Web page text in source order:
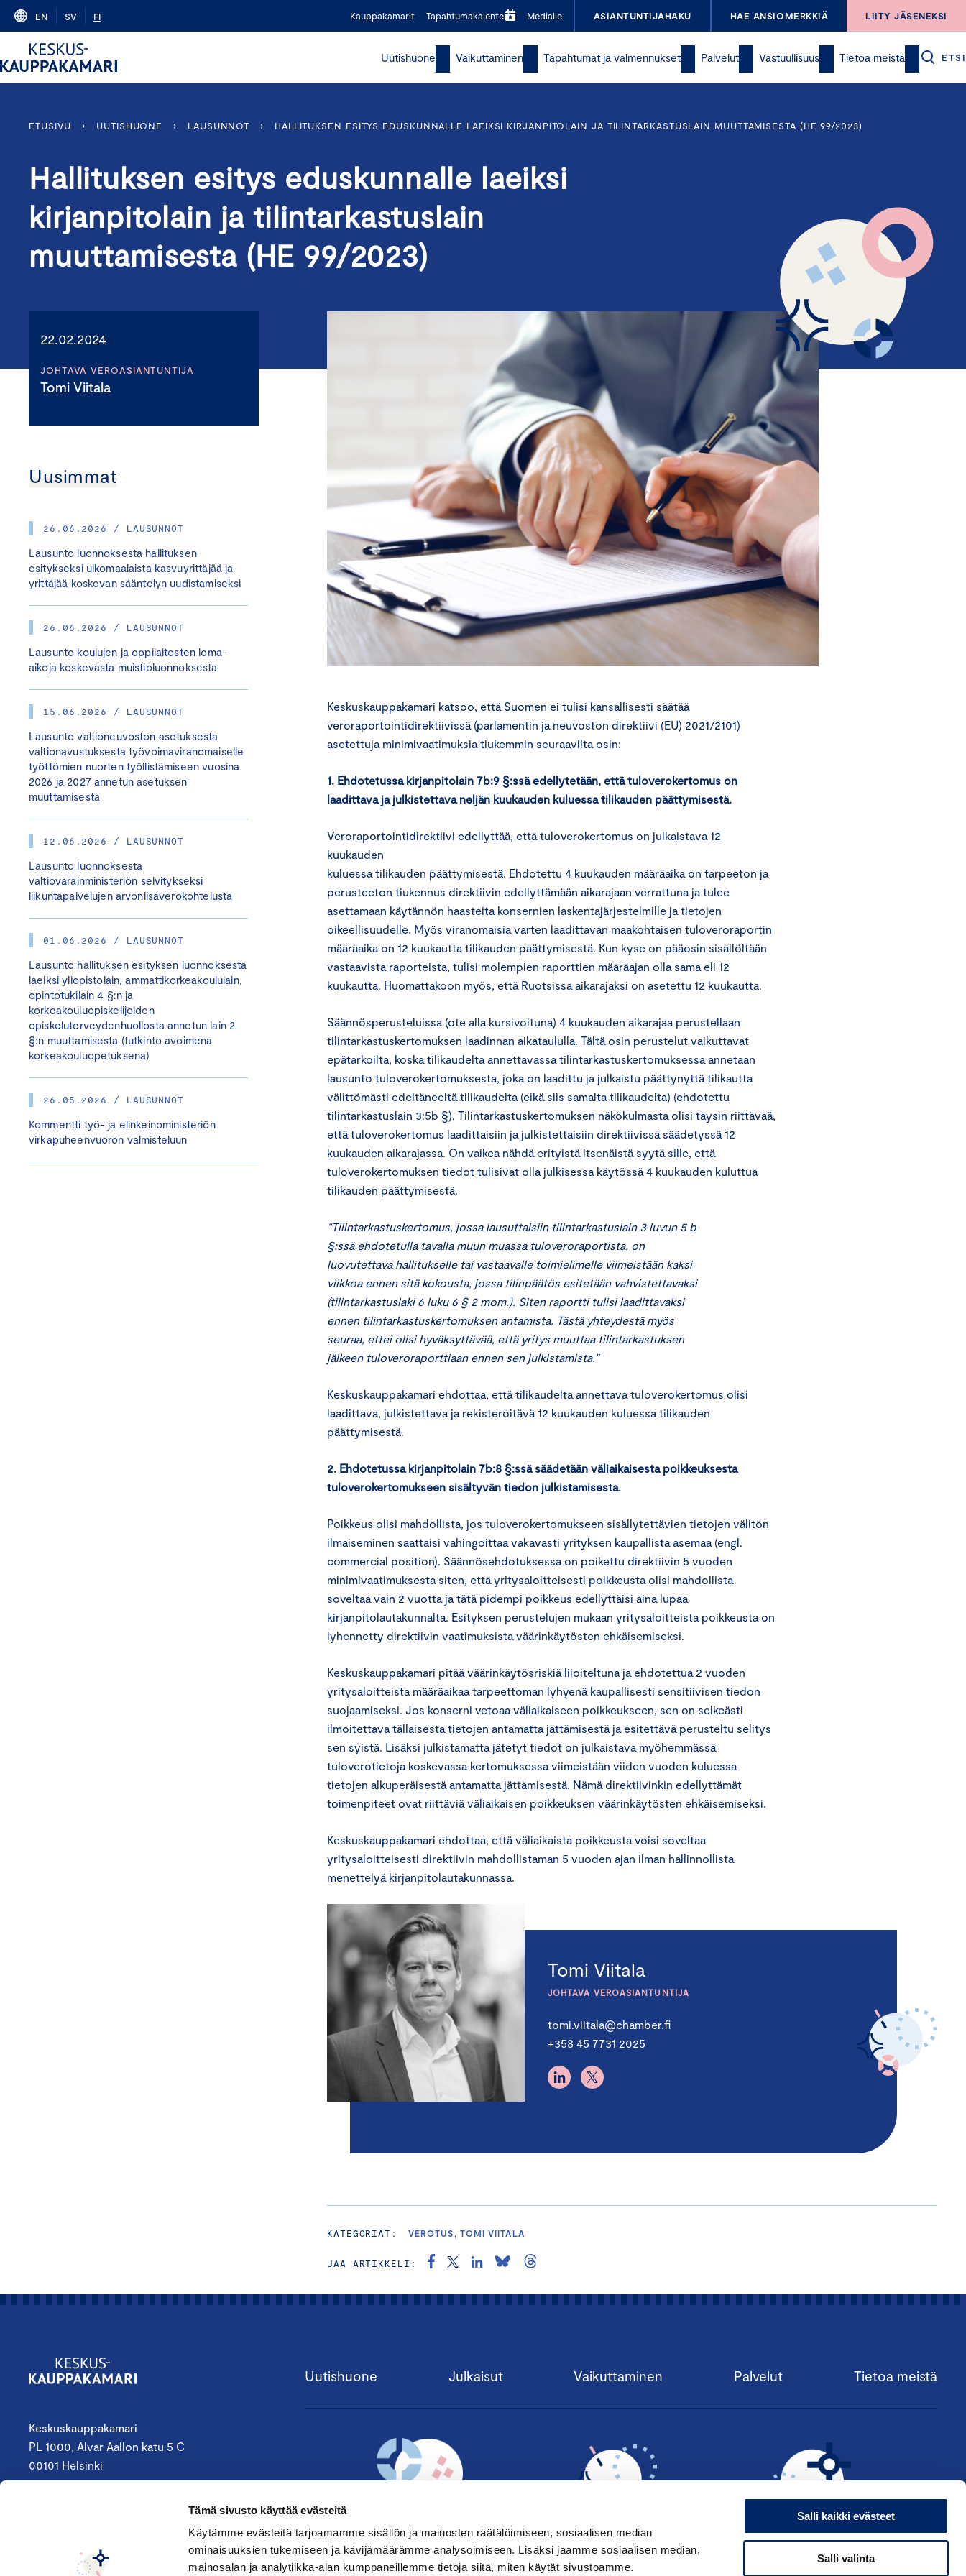
Tämä sivusto käyttää evästeitä
Käytämme evästeitä tarjoamamme sisällön ja mainosten räätälöimiseen, sosiaalisen median
ominaisuuksien tukemiseen ja kävijämäärämme analysoimiseen. Lisäksi jaamme sosiaalisen median,
mainosalan ja analytiikka-alan kumppaneillemme tietoja siitä, miten käytät sivustoamme.
Salli kaikki evästeet
Salli valinta
Skip
content
EN SV FI Kauppakamarit Tapahtumakalenteri Medialle ASIANTUNTIJAHAKU HAE ANSIOMERKKIÄ LIITY JÄSENEKSI
Uutishuone Vaikuttaminen Tapahtumat ja valmennukset Palvelut Vastuullisuus Tietoa meistä ETSI
ETUSIVU › UUTISHUONE › LAUSUNNOT › HALLITUKSEN ESITYS EDUSKUNNALLE LAEIKSI KIRJANPITOLAIN JA TILINTARKASTUSLAIN MUUTTAMISESTA (HE 99/2023)
Hallituksen esitys eduskunnalle laeiksi
kirjanpitolain ja tilintarkastuslain
muuttamisesta (HE 99/2023)
22.02.2024
JOHTAVA VEROASIANTUNTIJA
Tomi Viitala
Uusimmat
26.06.2026 / LAUSUNNOT
Lausunto luonnoksesta hallituksen
esitykseksi ulkomaalaista kasvuyrittäjää ja
yrittäjää koskevan sääntelyn uudistamiseksi
26.06.2026 / LAUSUNNOT
Lausunto koulujen ja oppilaitosten loma-
aikoja koskevasta muistioluonnoksesta
15.06.2026 / LAUSUNNOT
Lausunto valtioneuvoston asetuksesta
valtionavustuksesta työvoimaviranomaiselle
työttömien nuorten työllistämiseen vuosina
2026 ja 2027 annetun asetuksen
muuttamisesta
12.06.2026 / LAUSUNNOT
Lausunto luonnoksesta
valtiovarainministeriön selvitykseksi
liikuntapalvelujen arvonlisäverokohtelusta
01.06.2026 / LAUSUNNOT
Lausunto hallituksen esityksen luonnoksesta
laeiksi yliopistolain, ammattikorkeakoululain,
opintotukilain 4 §:n ja
korkeakouluopiskelijoiden
opiskeluterveydenhuollosta annetun lain 2
§:n muuttamisesta (tutkinto avoimena
korkeakouluopetuksena)
26.05.2026 / LAUSUNNOT
Kommentti työ- ja elinkeinoministeriön
virkapuheenvuoron valmisteluun
Keskuskauppakamari katsoo, että Suomen ei tulisi kansallisesti säätää
veroraportointidirektiivissä (parlamentin ja neuvoston direktiivi (EU) 2021/2101)
asetettuja minimivaatimuksia tiukemmin seuraavilta osin:
1. Ehdotetussa kirjanpitolain 7b:9 §:ssä edellytetään, että tuloverokertomus on
laadittava ja julkistettava neljän kuukauden kuluessa tilikauden päättymisestä.
Veroraportointidirektiivi edellyttää, että tuloverokertomus on julkaistava 12
kuukauden
kuluessa tilikauden päättymisestä. Ehdotettu 4 kuukauden määräaika on tarpeeton ja
perusteeton tiukennus direktiivin edellyttämään aikarajaan verrattuna ja tulee
asettamaan käytännön haasteita konsernien laskentajärjestelmille ja tietojen
oikeellisuudelle. Myös viranomaisia varten laadittavan maakohtaisen tuloveroraportin
määräaika on 12 kuukautta tilikauden päättymisestä. Kun kyse on pääosin sisällöltään
vastaavista raporteista, tulisi molempien raporttien määräajan olla sama eli 12
kuukautta. Huomattakoon myös, että Ruotsissa aikarajaksi on asetettu 12 kuukautta.
Säännösperusteluissa (ote alla kursivoituna) 4 kuukauden aikarajaa perustellaan
tilintarkastuskertomuksen laadinnan aikataululla. Tältä osin perustelut vaikuttavat
epätarkoilta, koska tilikaudelta annettavassa tilintarkastuskertomuksessa annetaan
lausunto tuloverokertomuksesta, joka on laadittu ja julkaistu päättynyttä tilikautta
välittömästi edeltäneeltä tilikaudelta (eikä siis samalta tilikaudelta) (ehdotettu
tilintarkastuslain 3:5b §). Tilintarkastuskertomuksen näkökulmasta olisi täysin riittävää,
että tuloverokertomus laadittaisiin ja julkistettaisiin direktiivissä säädetyssä 12
kuukauden aikarajassa. On vaikea nähdä erityistä itsenäistä syytä sille, että
tuloverokertomuksen tiedot tulisivat olla julkisessa käytössä 4 kuukauden kuluttua
tilikauden päättymisestä.
“Tilintarkastuskertomus, jossa lausuttaisiin tilintarkastuslain 3 luvun 5 b
§:ssä ehdotetulla tavalla muun muassa tuloveroraportista, on
luovutettava hallitukselle tai vastaavalle toimielimelle viimeistään kaksi
viikkoa ennen sitä kokousta, jossa tilinpäätös esitetään vahvistettavaksi
(tilintarkastuslaki 6 luku 6 § 2 mom.). Siten raportti tulisi laadittavaksi
ennen tilintarkastuskertomuksen antamista. Tästä yhteydestä myös
seuraa, ettei olisi hyväksyttävää, että yritys muuttaa tilintarkastuksen
jälkeen tuloveroraporttiaan ennen sen julkistamista.”
Keskuskauppakamari ehdottaa, että tilikaudelta annettava tuloverokertomus olisi
laadittava, julkistettava ja rekisteröitävä 12 kuukauden kuluessa tilikauden
päättymisestä.
2. Ehdotetussa kirjanpitolain 7b:8 §:ssä säädetään väliaikaisesta poikkeuksesta
tuloverokertomukseen sisältyvän tiedon julkistamisesta.
Poikkeus olisi mahdollista, jos tuloverokertomukseen sisällytettävien tietojen välitön
ilmaiseminen saattaisi vahingoittaa vakavasti yrityksen kaupallista asemaa (engl.
commercial position). Säännösehdotuksessa on poikettu direktiivin 5 vuoden
minimivaatimuksesta siten, että yritysaloitteisesti poikkeusta olisi mahdollista
soveltaa vain 2 vuotta ja tätä pidempi poikkeus edellyttäisi aina lupaa
kirjanpitolautakunnalta. Esityksen perustelujen mukaan yritysaloitteista poikkeusta on
lyhennetty direktiivin vaatimuksista väärinkäytösten ehkäisemiseksi.
Keskuskauppakamari pitää väärinkäytösriskiä liioiteltuna ja ehdotettua 2 vuoden
yritysaloitteista määräaikaa tarpeettoman lyhyenä kaupallisesti sensitiivisen tiedon
suojaamiseksi. Jos konserni vetoaa väliaikaiseen poikkeukseen, sen on selkeästi
ilmoitettava tällaisesta tietojen antamatta jättämisestä ja esitettävä perusteltu selitys
sen syistä. Lisäksi julkistamatta jätetyt tiedot on julkaistava myöhemmässä
tuloverotietoja koskevassa kertomuksessa viimeistään viiden vuoden kuluessa
tietojen alkuperäisestä antamatta jättämisestä. Nämä direktiivinkin edellyttämät
toimenpiteet ovat riittäviä väliaikaisen poikkeuksen väärinkäytösten ehkäisemiseksi.
Keskuskauppakamari ehdottaa, että väliaikaista poikkeusta voisi soveltaa
yritysaloitteisesti direktiivin mahdollistaman 5 vuoden ajan ilman hallinnollista
menettelyä kirjanpitolautakunnassa.
Tomi Viitala
JOHTAVA VEROASIANTUNTIJA
tomi.viitala@chamber.fi
+358 45 7731 2025
KATEGORIAT: VEROTUS, TOMI VIITALA
JAA ARTIKKELI:
Keskuskauppakamari
PL 1000, Alvar Aallon katu 5 C
00101 Helsinki
keskuskauppakamari@chamber.fi
Seuraa meitä:
Uutishuone Julkaisut Vaikuttaminen Palvelut Tietoa meistä